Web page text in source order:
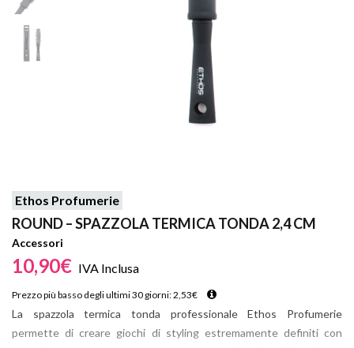
Ethos Profumerie
ROUND – SPAZZOLA TERMICA TONDA 2,4 CM
Accessori
10,90€ IVA Inclusa
Prezzo più basso degli ultimi 30 giorni:2,53€
La spazzola termica tonda professionale Ethos Profumerie
permette di creare giochi di styling estremamente definiti con